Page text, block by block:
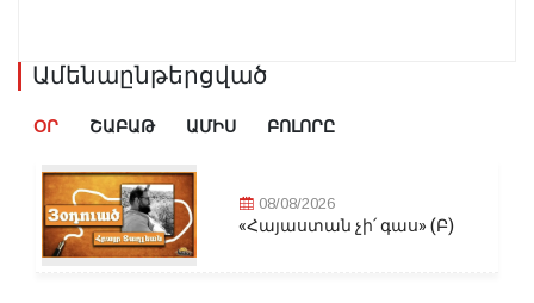
Ամենաընթերցված
ՕՐ ՇԱԲԱԹ ԱՄԻՍ ԲՈԼՈՐԸ
08/08/2026
«Հայաստան չի՛ գաս» (Բ)